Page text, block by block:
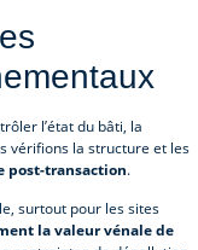
l’état du bâti, la
vérifions la structure et les
post-transaction.
surtout pour les sites
la valeur vénale de